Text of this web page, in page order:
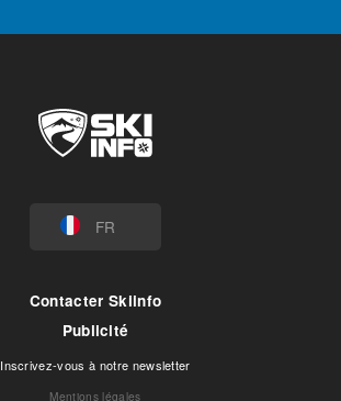
FR
Contacter Skiinfo
Publicité
Inscrivez-vous à notre newsletter
Mentions légales